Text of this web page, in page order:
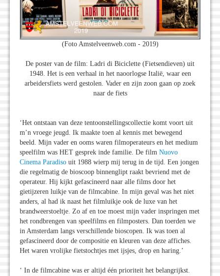
(Foto Amstelveenweb.com - 2019)
De poster van de film: Ladri di Biciclette (Fietsendieven) uit
1948. Het is een verhaal in het naoorlogse Italië, waar een
arbeidersfiets werd gestolen. Vader en zijn zoon gaan op zoek
naar de fiets
‘Het ontstaan van deze tentoonstellingscollectie komt voort uit
m’n vroege jeugd. Ik maakte toen al kennis met bewegend
beeld. Mijn vader en ooms waren filmoperateurs en het medium
speelfilm was HET gesprek inde familie. De film Nuovo
Cinema Paradiso uit 1988 wierp mij terug in de tijd. Een jongen
die regelmatig de bioscoop binnenglipt raakt bevriend met de
operateur. Hij kijkt gefascineerd naar alle films door het
gietijzeren luikje van de filmcabine. In mijn geval was het niet
anders, al had ik naast het filmluikje ook de luxe van het
brandweerstoeltje. Zo af en toe moest mijn vader inspringen met
het rondbrengen van speelfilms en filmposters. Dan toerden we
in Amsterdam langs verschillende bioscopen. Ik was toen al
gefascineerd door de compositie en kleuren van deze affiches.
Het waren vrolijke fietstochtjes met ijsjes, drop en haring.’
‘ In de filmcabine was er altijd één prioriteit het belangrijkst.